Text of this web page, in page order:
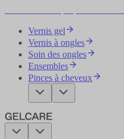
Vernis gel
Vernis à ongles
Soin des ongles
Ensembles
Pinces à cheveux